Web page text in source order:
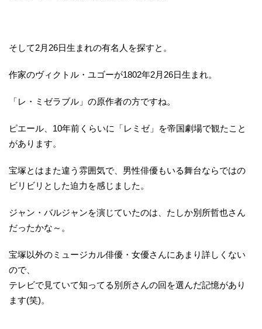
そして2月26日生まれの有名人を探すと。
作家のヴィクトル・ユゴーが1802年2月26日生まれ。
「レ・ミゼラブル」の原作者の方ですね。
ピエール、10年前くらいに「レミゼ」を帝国劇場で観たこと
があります。
宝塚とはまた違う雰囲気で、男性俳優もいる舞台ならではの
ビリビリとした迫力を感じました。
ジャン・ バルジャンを演じていたのは、たしか別所哲也さん
だったかな～。
宝塚以外のミュージカル俳優・女優さんにあまり詳しくない
ので、
テレビで見ていて知ってる別所さんの回を選んだ記憶があり
ます(笑)。